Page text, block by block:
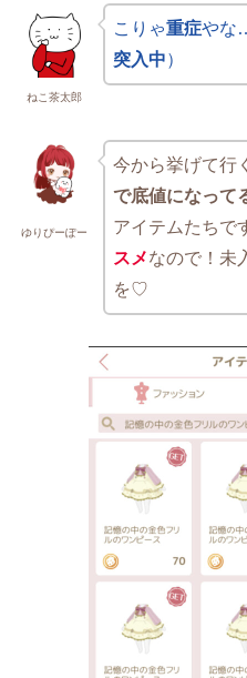
ねこ茶太郎
こりゃ重症やな
突入中）
ゆりぴーぽー
今から挙げて行
で底値になって
アイテムたちで
スメなので！未
を♡